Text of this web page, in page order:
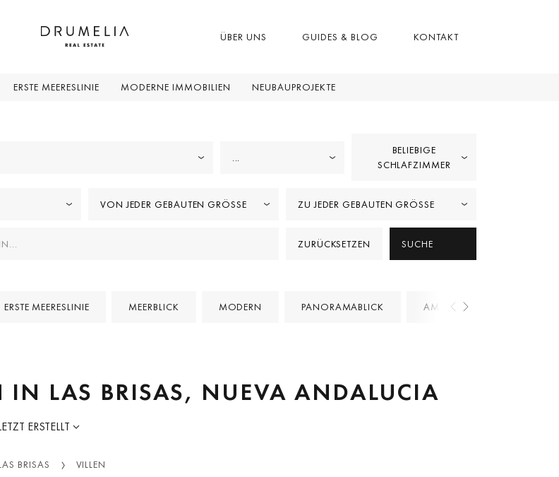
ÜBER UNS GUIDES & BLOG KONTAKT
ERSTE MEERESLINIE MODERNE IMMOBILIEN NEUBAUPROJEKTE
BELIEBIGE
SCHLAFZIMMER
VON JEDER GEBAUTEN GRÖSSE ZU JEDER GEBAUTEN GRÖSSE
ZURÜCKSETZEN SUCHE
ERSTE MEERESLINIE MEERBLICK MODERN PANORAMABLICK AM GOLF PLATZ
IN LAS BRISAS, NUEVA ANDALUCIA
ERSTELLT
BRISAS VILLEN